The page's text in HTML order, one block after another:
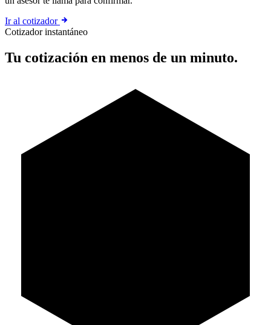
Ir al cotizador
Cotizador instantáneo
Tu cotización en menos de un minuto.